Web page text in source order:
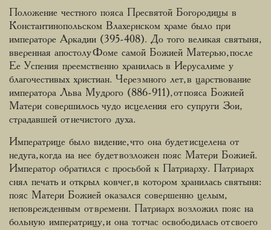
Положение честного пояса Пресвятой Богородицы в
Константинопольском Влахернском храме было при
императоре Аркадии (395-408). До того великая святыня,
вверенная апостолу Фоме самой Божией Матерью, после
Ее Успения преемственно хранилась в Иерусалиме у
благочестивых христиан. Через много лет, в царствование
императора Льва Мудрого (886-911), от пояса Божией
Матери совершилось чудо исцеления его супруги Зои,
страдавшей от нечистого духа.
Императрице было видение, что она будет исцелена от
недуга, когда на нее будет возложен пояс Матери Божией.
Император обратился с просьбой к Патриарху. Патриарх
снял печать и открыл ковчег, в котором хранилась святыня:
пояс Матери Божией оказался совершенно целым,
неповрежденным от времени. Патриарх возложил пояс на
больную императрицу, и она тотчас освободилась от своего